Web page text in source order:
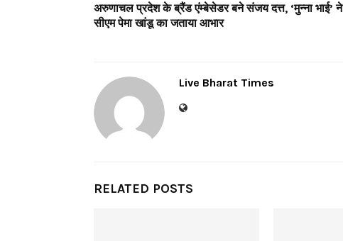
अरुणाचल प्रदेश के ब्रैंड एंम्बेसेडर बने संजय दत्त, ‘मुन्ना भाई’ ने
सीएम पेमा खांडू का जताया आभार
Live Bharat Times
RELATED POSTS